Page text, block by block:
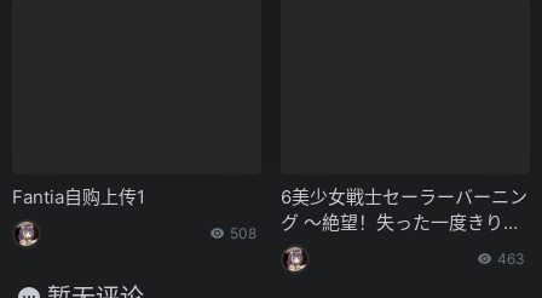
Fantia自购上传1
508
6美少女戦士セーラーバーニン
グ ～絶望！失った一度きりの
勝利のチャンス～
463